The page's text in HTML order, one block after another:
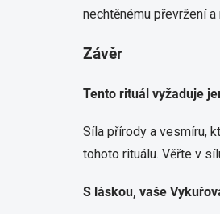
nechtěnému převržení
Závěr
Tento rituál vyžaduje
Síla přírody a vesmíru,
tohoto rituálu. Věřte v
S láskou, vaše